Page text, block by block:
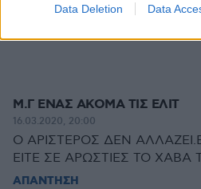
Data Deletion Data
Μ.Γ ΕΝΑΣ ΑΚΟΜΑ ΤΙΣ ΕΛΙΤ
16.03.2020, 20:00
Ο ΑΡΙΣΤΕΡΟΣ ΔΕΝ
ΕΙΤΕ ΣΕ ΑΡΩΣΤΙΕΣ ΤΟ ΧΑΒΑ
ΑΠΑΝΤΗΣΗ